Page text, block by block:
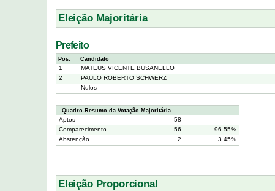
Eleição Majoritária
Prefeito
Pos. Candidato
1 MATEUS VICENTE BUSANELLO
2
PAULO ROBERTO SCHWERZ
Nulos
Quadro-Resumo da Votação Majoritária
Aptos
58
Comparecimento
56
96.55%
Abstenção
2 3.45%
Eleição Proporcional